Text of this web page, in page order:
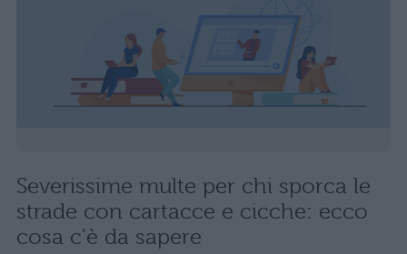
Severissime multe per chi sporca le
strade con cartacce e cicche: ecco
cosa c'è da sapere